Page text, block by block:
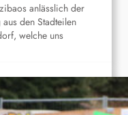
anlässlich der
den Stadteilen
welche uns